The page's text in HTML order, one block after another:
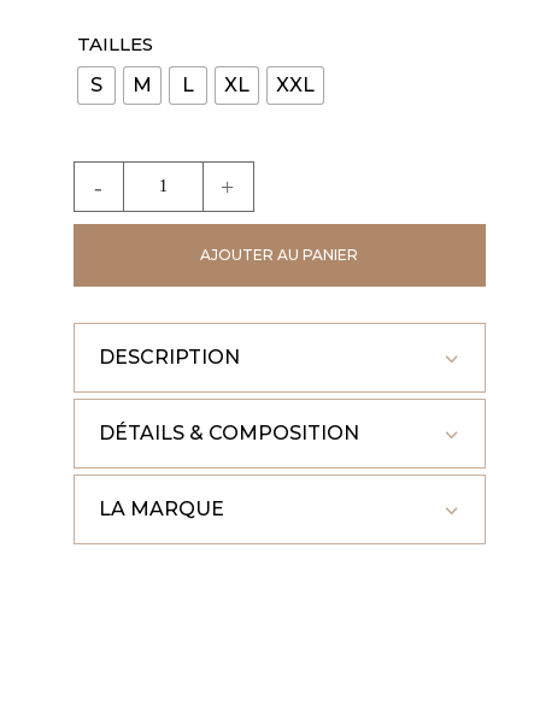
TAILLES
S
M L XL XXL
quantité
SWEAT
ORANGE
AJOUTER AU PANIER
DESCRIPTION
DÉTAILS & COMPOSITION
LA MARQUE